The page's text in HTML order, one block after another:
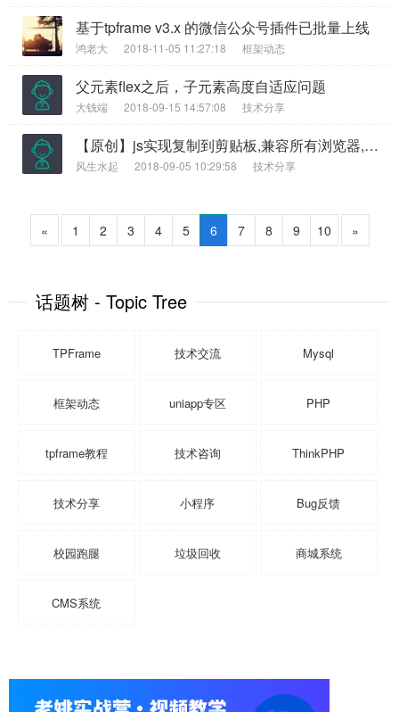
基于tpframe v3.x 的微信公众号插件已批量上线
鸿老大 2018-11-05 11:27:18 框架动态
父元素flex之后，子元素高度自适应问题
大钱端 2018-09-15 14:57:08 技术分享
【原创】js实现复制到剪贴板,兼容所有浏览器,支持移动端ios复制
风生水起 2018-09-05 10:29:58 技术分享
« 1 2 3 4 5 6 7 8 9 10 »
话题树 - Topic Tree
TPFrame 技术交流 Mysql
框架动态 uniapp专区 PHP
tpframe教程 技术咨询 ThinkPHP
技术分享 小程序 Bug反馈
校园跑腿 垃圾回收 商城系统
CMS系统